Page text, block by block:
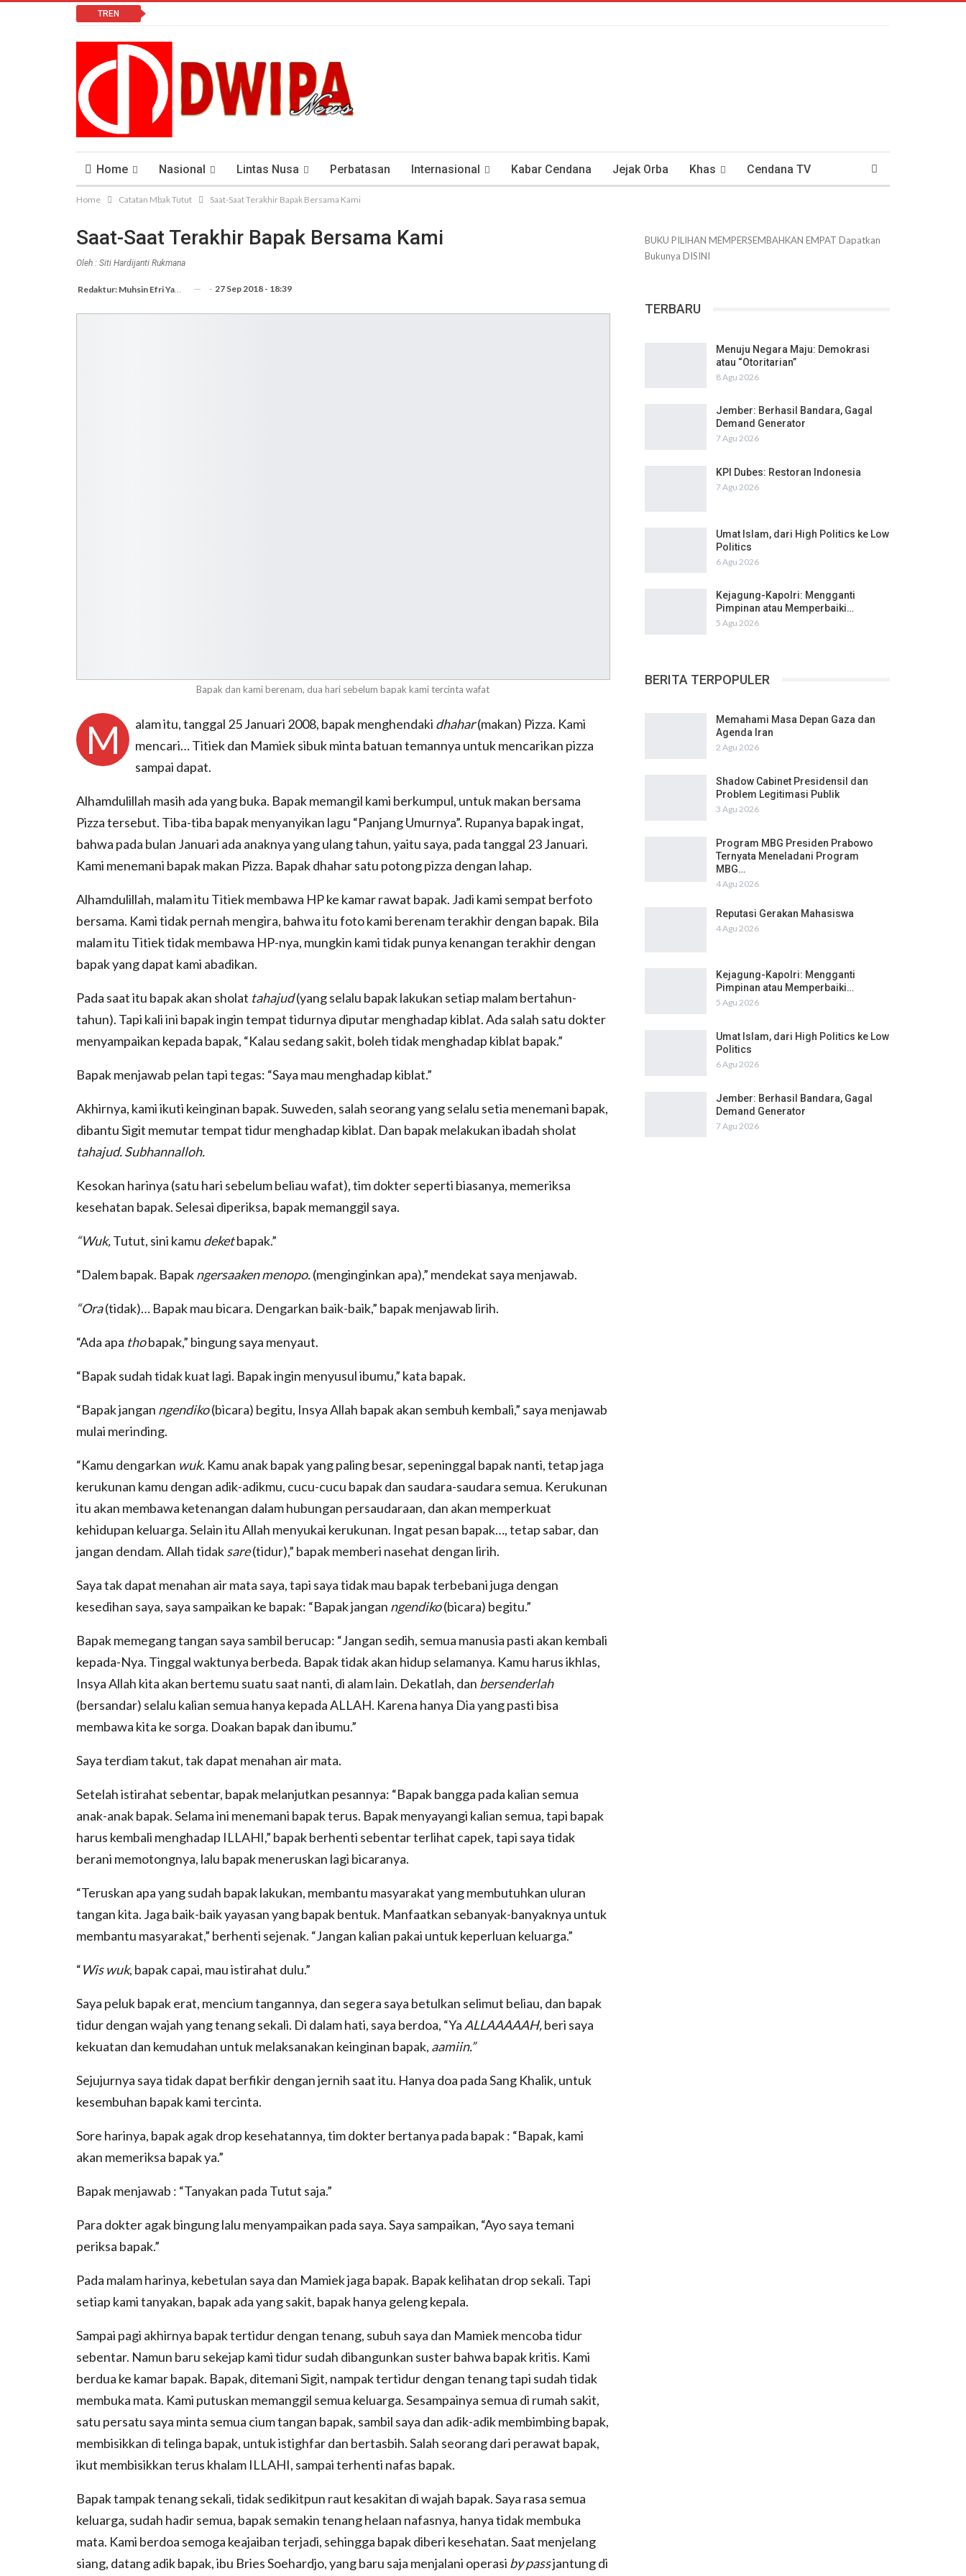
TREN
Home Nasional Lintas Nusa Perbatasan Internasional Kabar Cendana Jejak Orba Khas Cendana TV
Lomba Vlog Cendana News Peduli Kesehatan Antisipasi COVID-19
Home Catatan Mbak Tutut Saat-Saat Terakhir Bapak Bersama Kami
Saat-Saat Terakhir Bapak Bersama Kami
Oleh : Siti Hardijanti Rukmana
- 27 Sep 2018 - 18:39
Bapak dan kami berenam, dua hari sebelum bapak kami tercinta wafat
M alam itu, tanggal 25 Januari 2008, bapak menghendaki dhahar(makan) Pizza. Kami
mencari… Titiek dan Mamiek sibuk minta batuan temannya untuk mencarikan pizza
sampai dapat.
Alhamdulillah masih ada yang buka. Bapak memangil kami berkumpul, untuk makan bersama
Pizza tersebut. Tiba-tiba bapak menyanyikan lagu “Panjang Umurnya”. Rupanya bapak ingat,
bahwa pada bulan Januari ada anaknya yang ulang tahun, yaitu saya, pada tanggal 23 Januari.
Kami menemani bapak makan Pizza. Bapak dhahar satu potong pizza dengan lahap.
Alhamdulillah, malam itu Titiek membawa HP ke kamar rawat bapak. Jadi kami sempat berfoto
bersama. Kami tidak pernah mengira, bahwa itu foto kami berenam terakhir dengan bapak. Bila
malam itu Titiek tidak membawa HP-nya, mungkin kami tidak punya kenangan terakhir dengan
bapak yang dapat kami abadikan.
Pada saat itu bapak akan sholat tahajud(yang selalu bapak lakukan setiap malam bertahun-
tahun). Tapi kali ini bapak ingin tempat tidurnya diputar menghadap kiblat. Ada salah satu dokter
menyampaikan kepada bapak, “Kalau sedang sakit, boleh tidak menghadap kiblat bapak.”
Bapak menjawab pelan tapi tegas: “Saya mau menghadap kiblat.”
Akhirnya, kami ikuti keinginan bapak. Suweden, salah seorang yang selalu setia menemani bapak,
dibantu Sigit memutar tempat tidur menghadap kiblat. Dan bapak melakukan ibadah sholat
tahajud. Subhannalloh.
Kesokan harinya (satu hari sebelum beliau wafat), tim dokter seperti biasanya, memeriksa
kesehatan bapak. Selesai diperiksa, bapak memanggil saya.
“Wuk,Tutut, sini kamu deketbapak.”
“Dalem bapak. Bapakngersaaken menopo.(menginginkan apa),” mendekat saya menjawab.
“Ora(tidak)… Bapak mau bicara. Dengarkan baik-baik,” bapak menjawab lirih.
“Ada apa thobapak,” bingung saya menyaut.
“Bapak sudah tidak kuat lagi. Bapak ingin menyusul ibumu,” kata bapak.
“Bapak jangan ngendiko(bicara) begitu, Insya Allah bapak akan sembuh kembali,” saya menjawab
mulai merinding.
“Kamu dengarkan wuk. Kamu anak bapak yang paling besar, sepeninggal bapak nanti, tetap jaga
kerukunan kamu dengan adik-adikmu, cucu-cucu bapak dan saudara-saudara semua. Kerukunan
itu akan membawa ketenangan dalam hubungan persaudaraan, dan akan memperkuat
kehidupan keluarga. Selain itu Allah menyukai kerukunan. Ingat pesan bapak…, tetap sabar, dan
jangan dendam. Allah tidaksare(tidur),” bapak memberi nasehat dengan lirih.
Saya tak dapat menahan air mata saya, tapi saya tidak mau bapak terbebani juga dengan
kesedihan saya, saya sampaikan ke bapak: “Bapak jangan ngendiko(bicara) begitu.”
Bapak memegang tangan saya sambil berucap: “Jangan sedih, semua manusia pasti akan kembali
kepada-Nya. Tinggal waktunya berbeda. Bapak tidak akan hidup selamanya. Kamu harus ikhlas,
Insya Allah kita akan bertemu suatu saat nanti, di alam lain. Dekatlah, dan bersenderlah
(bersandar) selalu kalian semua hanya kepada ALLAH. Karena hanya Dia yang pasti bisa
membawa kita ke sorga. Doakan bapak dan ibumu.”
Saya terdiam takut, tak dapat menahan air mata.
Setelah istirahat sebentar, bapak melanjutkan pesannya: “Bapak bangga pada kalian semua
anak-anak bapak. Selama ini menemani bapak terus. Bapak menyayangi kalian semua, tapi bapak
harus kembali menghadap ILLAHI,” bapak berhenti sebentar terlihat capek, tapi saya tidak
berani memotongnya, lalu bapak meneruskan lagi bicaranya.
“Teruskan apa yang sudah bapak lakukan, membantu masyarakat yang membutuhkan uluran
tangan kita. Jaga baik-baik yayasan yang bapak bentuk. Manfaatkan sebanyak-banyaknya untuk
membantu masyarakat,” berhenti sejenak. “Jangan kalian pakai untuk keperluan keluarga.”
“Wis wuk, bapak capai, mau istirahat dulu.”
Saya peluk bapak erat, mencium tangannya, dan segera saya betulkan selimut beliau, dan bapak
tidur dengan wajah yang tenang sekali. Di dalam hati, saya berdoa, “Ya ALLAAAAAH,beri saya
kekuatan dan kemudahan untuk melaksanakan keinginan bapak, aamiin.”
Sejujurnya saya tidak dapat berfikir dengan jernih saat itu. Hanya doa pada Sang Khalik, untuk
kesembuhan bapak kami tercinta.
Sore harinya, bapak agak drop kesehatannya, tim dokter bertanya pada bapak : “Bapak, kami
akan memeriksa bapak ya.”
Bapak menjawab : “Tanyakan pada Tutut saja.”
Para dokter agak bingung lalu menyampaikan pada saya. Saya sampaikan, “Ayo saya temani
periksa bapak.”
Pada malam harinya, kebetulan saya dan Mamiek jaga bapak. Bapak kelihatan drop sekali. Tapi
setiap kami tanyakan, bapak ada yang sakit, bapak hanya geleng kepala.
Sampai pagi akhirnya bapak tertidur dengan tenang, subuh saya dan Mamiek mencoba tidur
sebentar. Namun baru sekejap kami tidur sudah dibangunkan suster bahwa bapak kritis. Kami
berdua ke kamar bapak. Bapak, ditemani Sigit, nampak tertidur dengan tenang tapi sudah tidak
membuka mata. Kami putuskan memanggil semua keluarga. Sesampainya semua di rumah sakit,
satu persatu saya minta semua cium tangan bapak, sambil saya dan adik-adik membimbing bapak,
membisikkan di telinga bapak, untuk istighfar dan bertasbih. Salah seorang dari perawat bapak,
ikut membisikkan terus khalam ILLAHI, sampai terhenti nafas bapak.
Bapak tampak tenang sekali, tidak sedikitpun raut kesakitan di wajah bapak. Saya rasa semua
keluarga, sudah hadir semua, bapak semakin tenang helaan nafasnya, hanya tidak membuka
mata. Kami berdoa semoga keajaiban terjadi, sehingga bapak diberi kesehatan. Saat menjelang
siang, datang adik bapak, ibu Bries Soehardjo, yang baru saja menjalani operasi by passjantung di
BUKU PILIHAN MEMPERSEMBAHKAN EMPAT Dapatkan
Bukunya DISINI
TERBARU
Menuju Negara Maju: Demokrasi
atau “Otoritarian”
8 Agu 2026
Jember: Berhasil Bandara, Gagal
Demand Generator
7 Agu 2026
KPI Dubes: Restoran Indonesia
7 Agu 2026
Umat Islam, dari High Politics ke Low
Politics
6 Agu 2026
Kejagung-Kapolri: Mengganti
Pimpinan atau Memperbaiki…
5 Agu 2026
BERITA TERPOPULER
Memahami Masa Depan Gaza dan
Agenda Iran
2 Agu 2026
Shadow Cabinet Presidensil dan
Problem Legitimasi Publik
3 Agu 2026
Program MBG Presiden Prabowo
Ternyata Meneladani Program
MBG…
4 Agu 2026
Reputasi Gerakan Mahasiswa
4 Agu 2026
Kejagung-Kapolri: Mengganti
Pimpinan atau Memperbaiki…
5 Agu 2026
Umat Islam, dari High Politics ke Low
Politics
6 Agu 2026
Jember: Berhasil Bandara, Gagal
Demand Generator
7 Agu 2026